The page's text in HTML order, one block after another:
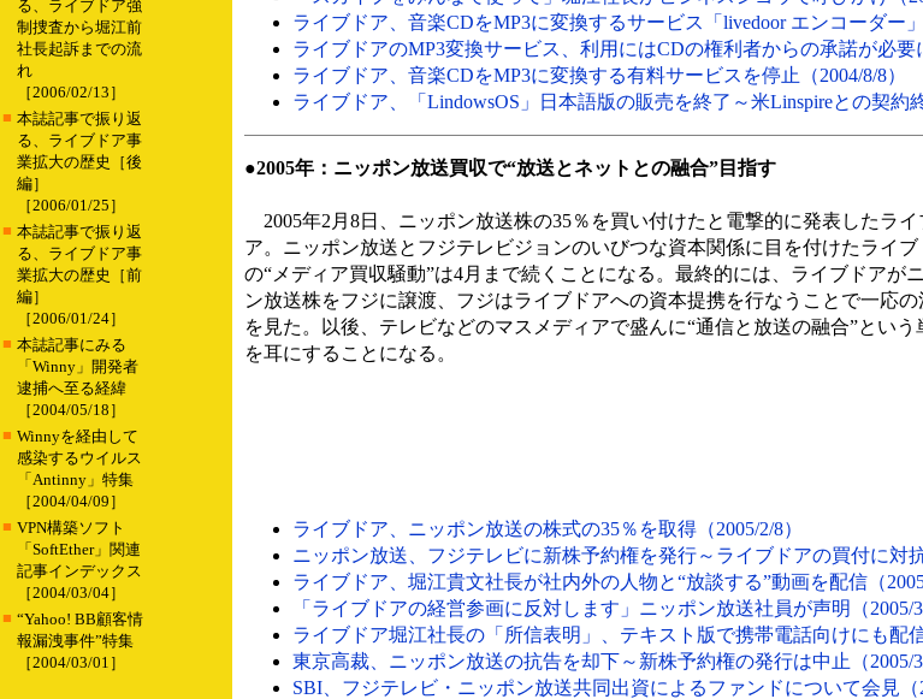
る、ライブドア強
制捜査から堀江前
社長起訴までの流
れ
［2006/02/13］
■ 本誌記事で振り返
る、ライブドア事
業拡大の歴史［後
編］
［2006/01/25］
■ 本誌記事で振り返
る、ライブドア事
業拡大の歴史［前
編］
［2006/01/24］
■ 本誌記事にみる
「Winny」開発者
逮捕へ至る経緯
［2004/05/18］
■ Winnyを経由して
感染するウイルス
「Antinny」特集
［2004/04/09］
■ VPN構築ソフト
「SoftEther」関連
記事インデックス
［2004/03/04］
■ “Yahoo! BB顧客情
報漏洩事件”特集
［2004/03/01］
ライブドア、音楽CDをMP3に変換するサービス「livedoor エンコーダー」
ライブドアのMP3変換サービス、利用にはCDの権利者からの承諾が必要
ライブドア、音楽CDをMP3に変換する有料サービスを停止（2004/8/8）
ライブドア、「LindowsOS」日本語版の販売を終了～米Linspireとの契約終
●2005年：ニッポン放送買収で“放送とネットとの融合”目指す
2005年2月8日、ニッポン放送株の35％を買い付けたと電撃的に発表したライ
ア。ニッポン放送とフジテレビジョンのいびつな資本関係に目を付けたライブ
の“メディア買収騒動”は4月まで続くことになる。最終的には、ライブドアが
ン放送株をフジに譲渡、フジはライブドアへの資本提携を行なうことで一応の
を見た。以後、テレビなどのマスメディアで盛んに“通信と放送の融合”という
を耳にすることになる。
ライブドア、ニッポン放送の株式の35％を取得（2005/2/8）
ニッポン放送、フジテレビに新株予約権を発行～ライブドアの買付に対抗
ライブドア、堀江貴文社長が社内外の人物と“放談する”動画を配信（2005/
「ライブドアの経営参画に反対します」ニッポン放送社員が声明（2005/3/
ライブドア堀江社長の「所信表明」、テキスト版で携帯電話向けにも配信
東京高裁、ニッポン放送の抗告を却下～新株予約権の発行は中止（2005/3/
SBI、フジテレビ・ニッポン放送共同出資によるファンドについて会見（